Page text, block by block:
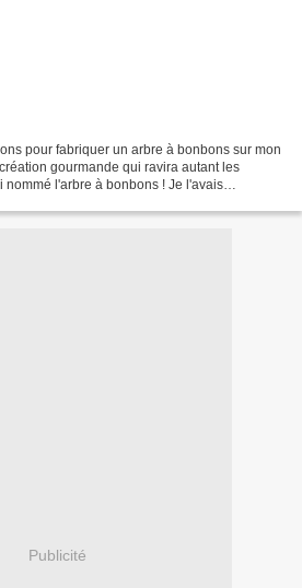
pour fabriquer un arbre à bonbons sur mon
gourmande qui ravira autant les
nommé l'arbre à bonbons ! Je l'avais
Publicité